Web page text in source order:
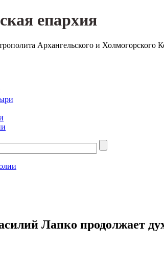
епархия
Архангельского и Холмогорского
Лапко продолжает